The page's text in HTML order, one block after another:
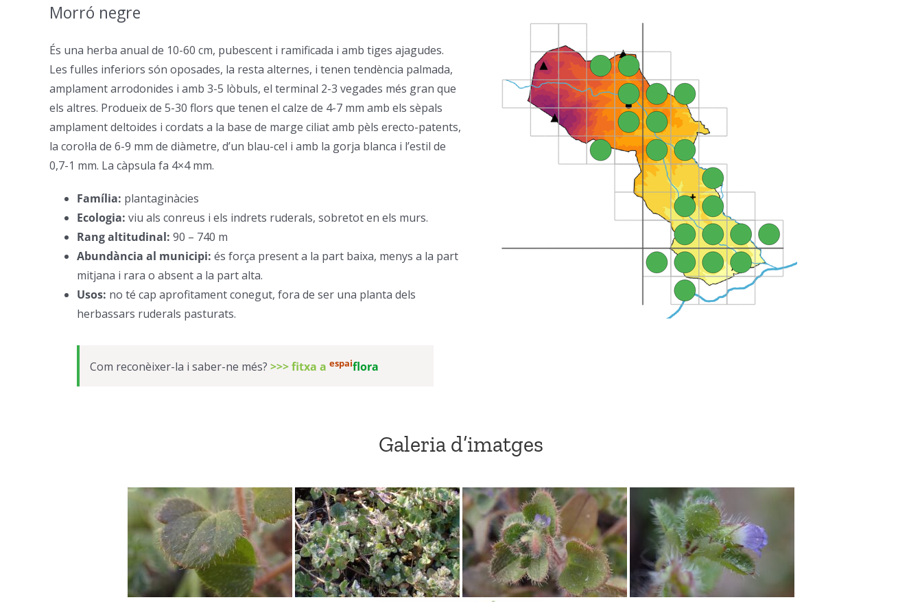
Morró negre
És una herba anual de 10-60 cm, pubescent i ramificada i amb tiges ajagudes.
Les fulles inferiors són oposades, la resta alternes, i tenen tendència palmada,
amplament arrodonides i amb 3-5 lòbuls, el terminal 2-3 vegades més gran que
els altres. Produeix de 5-30 flors que tenen el calze de 4-7 mm amb els sèpals
amplament deltoides i cordats a la base de marge ciliat amb pèls erecto-patents,
la corol·la de 6-9 mm de diàmetre, d’un blau-cel i amb la gorja blanca i l’estil de
0,7-1 mm. La càpsula fa 4×4 mm.
Família: plantaginàcies
Ecologia: viu als conreus i els indrets ruderals, sobretot en els murs.
Rang altitudinal: 90 – 740 m
Abundància al municipi: és força present a la part baixa, menys a la part
mitjana i rara o absent a la part alta.
Usos: no té cap aprofitament conegut, fora de ser una planta dels
herbassars ruderals pasturats.
Com reconèixer-la i saber-ne més? >>> fitxa a espaiflora
Galeria d’imatges